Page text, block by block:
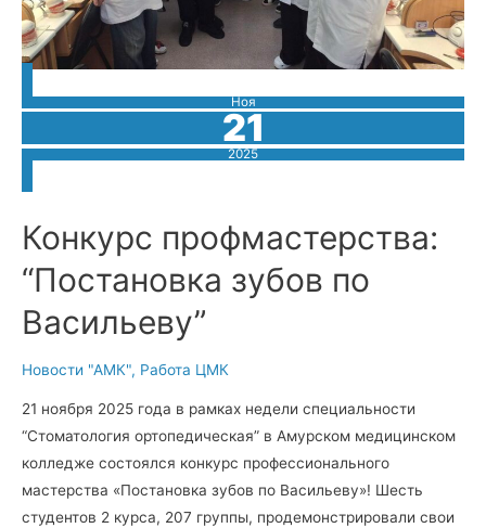
Ноя
21
2025
Конкурс профмастерства:
“Постановка зубов по
Васильеву”
Новости "АМК", Работа ЦМК
21 ноября 2025 года в рамках недели специальности
“Стоматология ортопедическая” в Амурском медицинском
колледже состоялся конкурс профессионального
мастерства «Постановка зубов по Васильеву»! Шесть
студентов 2 курса, 207 группы, продемонстрировали свои